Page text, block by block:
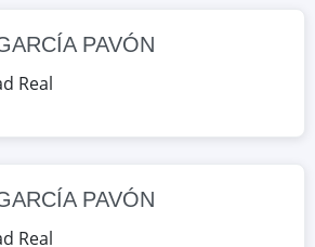
OpenStreetMap
PRIETO
OpenStreetMap
PAVÓN
Real
PAVÓN
Real